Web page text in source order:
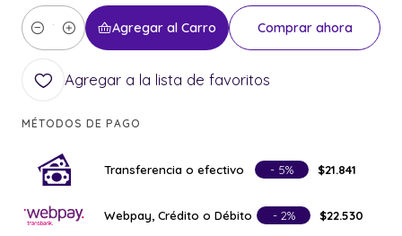
Cantidad
Agregar al Carro Comprar ahora
Agregar a la lista de favoritos
MÉTODOS DE PAGO
Transferencia o efectivo - 5% $21.841
Webpay, Crédito o Débito - 2% $22.530